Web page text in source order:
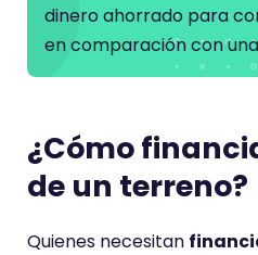
dinero ahorrado para
en comparación con
¿Cómo
de un terreno?
Quienes necesitan